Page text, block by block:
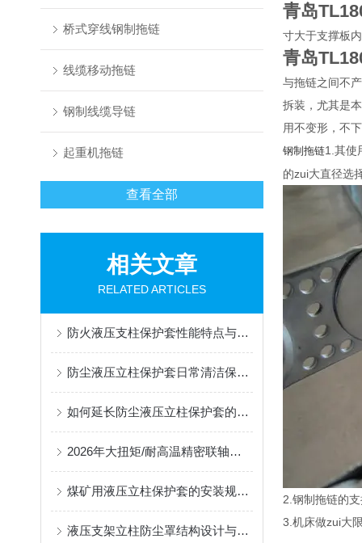
桥式穿线钢制拖链
线缆移动拖链
钢制线缆导链
起重机拖链
查看全部
相关文章
RELATED ARTICLES
防火液压支柱保护套性能特点与阻燃防护应用
防尘液压立柱保护套日常清洁保养与更换规范
如何延长防尘液压立柱保护套的使用寿命？
2026年大扭矩/耐高温精密联轴器定制找哪家？能实现精准定制的优质厂家盘点
煤矿用液压立柱保护套的安装规范与使用寿命提升方案
液压支架立柱防尘罩结构设计与密封防护原理
青岛
寸大于支撑板
青岛
与拖链之间不
拆装，尤其是
用不变形，不
钢制拖链1.其使
的zui大直径选
2.钢制拖链的
3.机床做zui大